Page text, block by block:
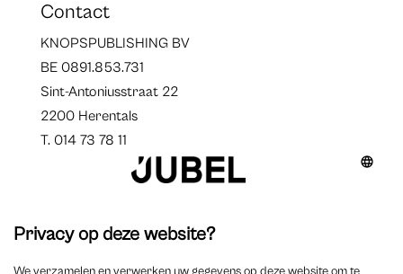
Contact
KNOPSPUBLISHING BV
BE 0891.853.731
Sint-Antoniusstraat 22
2200 Herentals
T. 014 73 78 11